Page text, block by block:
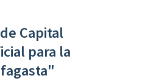
Capital
para la